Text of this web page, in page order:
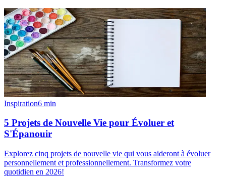
Inspiration6 min
5 Projets de Nouvelle Vie pour Évoluer et
S'Épanouir
Explorez cinq projets de nouvelle vie qui vous aideront à évoluer
personnellement et professionnellement. Transformez votre
quotidien en 2026!